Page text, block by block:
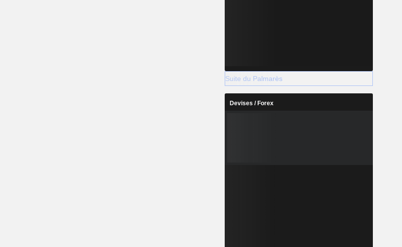
Suite du Palmarès
Devises / Forex